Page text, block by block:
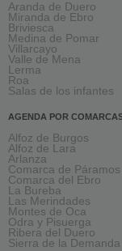
Aranda de Duero
Miranda de Ebro
Briviesca
Medina de Pomar
Villarcayo
Valle de Mena
Lerma
Roa
Salas de los infantes
AGENDA POR
Alfoz de Burgos
Alfoz de Lara
Arlanza
Comarca de Páramos
Comarca del Ebro
La Bureba
Las Merindades
Montes de Oca
Odra y Pisuerga
Ribera del Duero
Sierra de la Demanda